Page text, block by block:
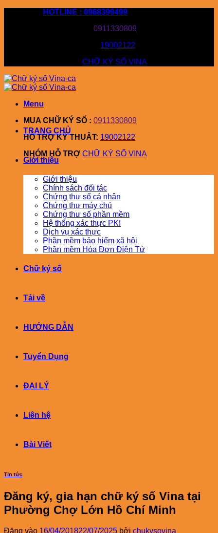
HOTLINE : 0968399499
0911330809
19002122
CHỮ KÝ SỐ VINA
Menu
MUA CHỮ KÝ SỐ : 0911330809
HỖ TRỢ KỸ THUÂT: 19002122
NHÓM HỖ TRỢ CHỮ KÝ SỐ VINA
TRANG CHỦ
Giới thiệu
Giới thiệu
Chính sách đối tác
Chứng thư số cá nhân
Chứng thư máy chủ
Chứng thư số phần mềm
Hệ thống xác thực PKI
Dịch vụ xác thực
Phần mềm bảo hiểm xã hội
Phần mềm Hóa Đơn Điện Tử
Chữ ký số
Tải về
HƯỚNG DẪN
Tuyển Dụng
ĐẠI LÝ
Liên hệ
Bài Viết
Tin tức
Đăng ký, gia hạn chữ ký số Vina tại
Phường Chợ Lớn Hồ Chí Minh
Đăng vào 16/04/201822/07/2025 bởi chukysovina